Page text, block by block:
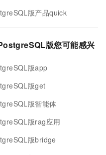
版产品quick
版您可能感兴
版app
版get
版智能体
版rag应用
版bridge